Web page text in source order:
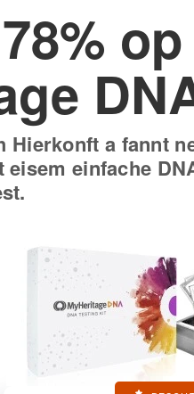
op
Hierkonft a fannt
einfache